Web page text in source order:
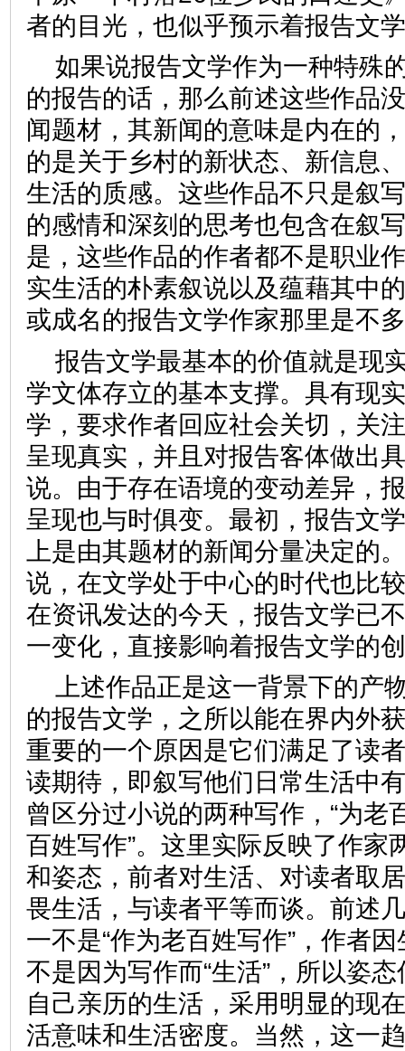
者的目光，也似乎预示着报告
如果说报告文学作为一种特殊
的报告的话，那么前述这些作品
闻题材，其新闻的意味是内在的
的是关于乡村的新状态、新信息
生活的质感。这些作品不只是叙
的感情和深刻的思考也包含在叙
是，这些作品的作者都不是职业
实生活的朴素叙说以及蕴藉其中
或成名的报告文学作家那里
报告文学最基本的价值就是现
学文体存立的基本支撑。具有现
学，要求作者回应社会关切，关
呈现真实，并且对报告客体做出
说。由于存在语境的变动差异，
呈现也与时俱变。最初，报告文
上是由其题材的新闻分量决定的
说，在文学处于中心的时代也比
在资讯发达的今天，报告文学已
一变化，直接影响着报告文
上述作品正是这一背景下的产
的报告文学，之所以能在界内外
重要的一个原因是它们满足了读
读期待，即叙写他们日常生活中
曾区分过小说的两种写作，“为老
百姓写作”。这里实际反映了作家
和姿态，前者对生活、对读者取
畏生活，与读者平等而谈。前述
一不是“作为老百姓写作”，作者
不是因为写作而“生活”，所以姿
自己亲历的生活，采用明显的现
活意味和生活密度。当然，这一